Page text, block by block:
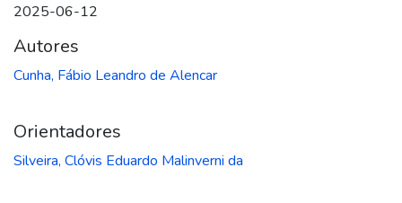
2025-06-12
Autores
Cunha, Fábio Leandro de Alencar
Orientadores
Silveira, Clóvis Eduardo Malinverni da